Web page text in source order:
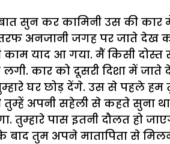
सुन कर कामिनी उस की
अनजानी जगह पर जाते देख
काम याद आ गया. मैं किसी दोस्त
कार को दूसरी दिशा में जाते
घर छोड़ देंगे. उस से पहले
अपनी सहेली से कहते सुना था
तुम्हारे पास इतनी दौलत
बाद तुम अपने मातापिता से